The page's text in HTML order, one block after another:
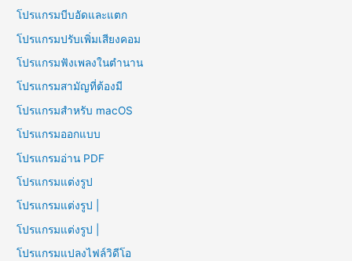
โปรแกรมบีบอัดและแตก
โปรแกรมปรับเพิ่มเสียงคอม
โปรแกรมฟังเพลงในตำนาน
โปรแกรมสามัญที่ต้องมี
โปรแกรมสำหรับ macOS
โปรแกรมออกแบบ
โปรแกรมอ่าน PDF
โปรแกรมแต่งรูป
โปรแกรมแต่งรูป |
โปรแกรมแต่งรูป |
โปรแกรมแปลงไฟล์วิดีโอ